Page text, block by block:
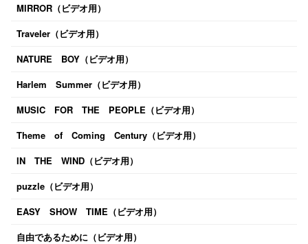
MIRROR（ビデオ用）
Traveler（ビデオ用）
NATURE BOY（ビデオ用）
Harlem Summer（ビデオ用）
MUSIC FOR THE PEOPLE（ビデオ用）
Theme of Coming Century（ビデオ用）
IN THE WIND（ビデオ用）
puzzle（ビデオ用）
EASY SHOW TIME（ビデオ用）
自由であるために（ビデオ用）